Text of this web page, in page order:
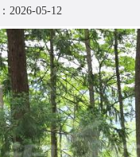
2026-05-12